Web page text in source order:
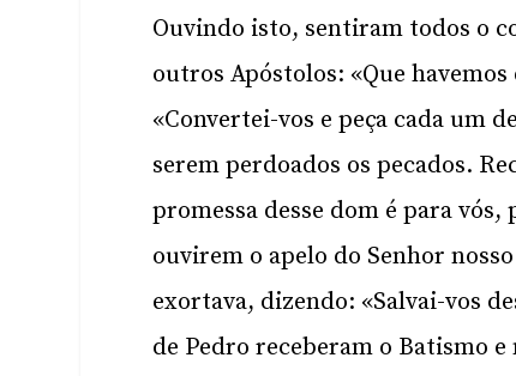
Ouvindo isto, sentiram todos o
outros Apóstolos: «Que
«Convertei-vos e peça cada um
serem perdoados os pecados.
promessa desse dom é para
ouvirem o apelo do Senhor
exortava, dizendo: «Salvai-vos
de Pedro receberam o Batismo